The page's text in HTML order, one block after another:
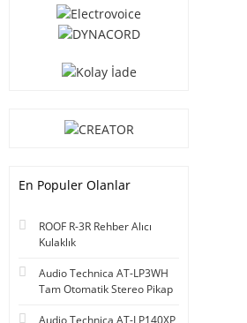
En Populer Olanlar
ROOF R-3R Rehber Alıcı
Kulaklık
Audio Technica AT-LP3WH
Tam Otomatik Stereo Pikap
Audio Technica AT-LP140XP